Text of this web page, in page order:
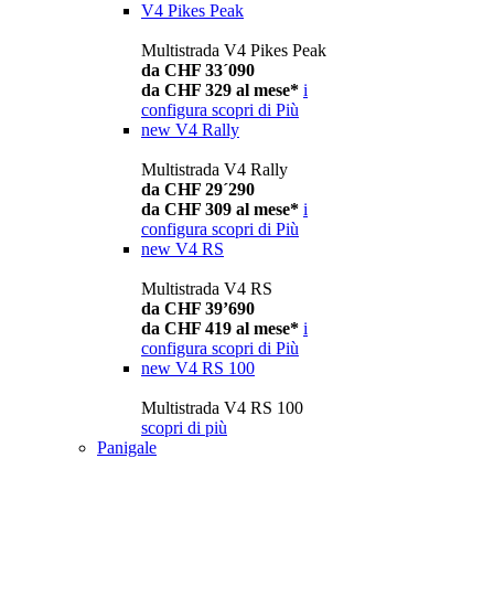
V4 Pikes Peak
Multistrada V4 Pikes Peak
da CHF 33´090
da CHF 329 al mese* i
configura scopri di Più
new V4 Rally
Multistrada V4 Rally
da CHF 29´290
da CHF 309 al mese* i
configura scopri di Più
new V4 RS
Multistrada V4 RS
da CHF 39’690
da CHF 419 al mese* i
configura scopri di Più
new V4 RS 100
Multistrada V4 RS 100
scopri di più
Panigale